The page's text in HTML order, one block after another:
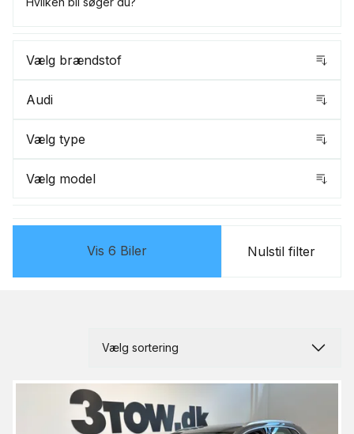
Vælg brændstof
Audi
Vælg type
Vælg model
Vis 6 Biler Nulstil filter
Vælg sortering